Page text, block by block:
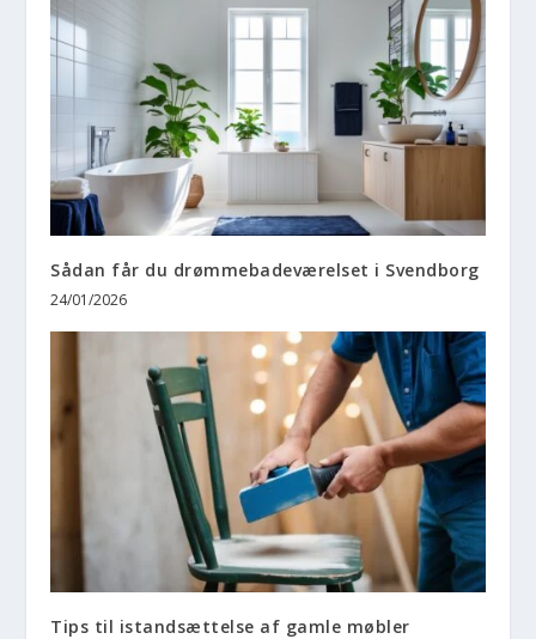
Sådan får du drømmebadeværelset i Svendborg
24/01/2026
Tips til istandsættelse af gamle møbler